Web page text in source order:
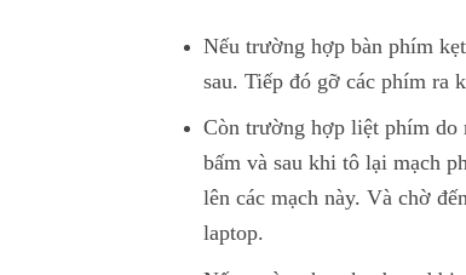
Nếu trường hợp bàn phím
sau. Tiếp đó gỡ các phím ra
Còn trường hợp liệt phím do
bấm và sau khi tô lại mạch
lên các mạch này. Và chờ
laptop.